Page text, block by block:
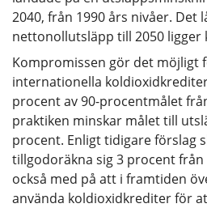
2040, från 1990 års nivåer. Det
nettonollutsläpp till 2050 ligger
Kompromissen gör det möjligt
internationella
procent av 90-procentmålet
praktiken minskar målet till
procent. Enligt tidigare förslag
tillgodoräkna sig 3 procent
också med på att i framtiden
använda koldioxidkrediter för